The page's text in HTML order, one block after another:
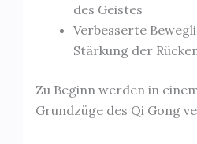
des Geistes
Verbesserte
Stärkung der
Zu Beginn werden in
Grundzüge des Qi Gong